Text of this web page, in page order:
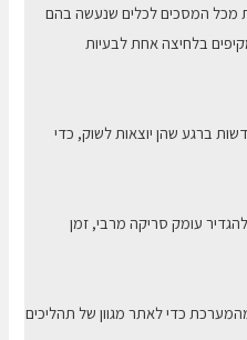
מכל המסכים לכלים שנעשה בהם
בלחיצה אחת לבעיות
ברגע שהן יוצאות לשוק, כדי
עומק סריקה מרבי, זמן
כדי לאתר מגוון של תהליכים